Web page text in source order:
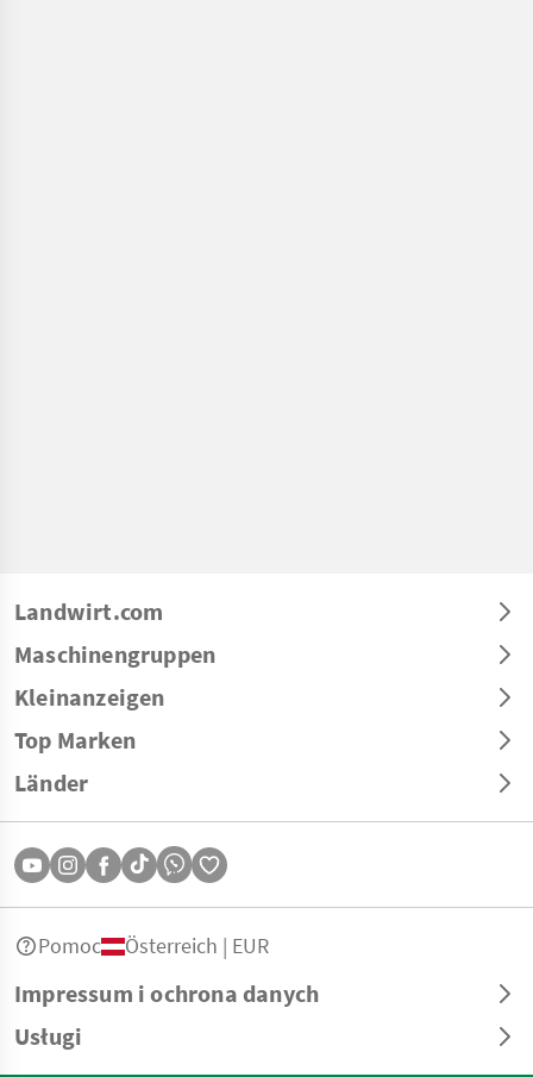
Landwirt.com
Maschinengruppen
Kleinanzeigen
Top Marken
Länder
Impressum i ochrona danych
Usługi
Pomoc Österreich | EUR